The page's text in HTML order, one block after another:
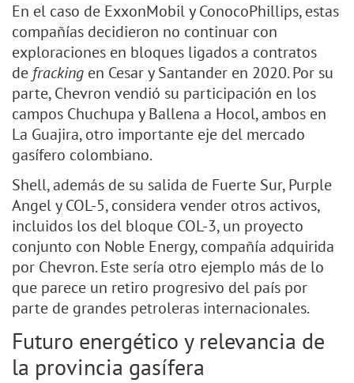
En el caso de ExxonMobil y ConocoPhillips, estas
compañías decidieron no continuar con
exploraciones en bloques ligados a contratos
de fracking en Cesar y Santander en 2020. Por su
parte, Chevron vendió su participación en los
campos Chuchupa y Ballena a Hocol, ambos en
La Guajira, otro importante eje del mercado
gasífero colombiano.
Shell, además de su salida de Fuerte Sur, Purple
Angel y COL-5, considera vender otros activos,
incluidos los del bloque COL-3, un proyecto
conjunto con Noble Energy, compañía adquirida
por Chevron. Este sería otro ejemplo más de lo
que parece un retiro progresivo del país por
parte de grandes petroleras internacionales.
Futuro energético y relevancia de
la provincia gasífera